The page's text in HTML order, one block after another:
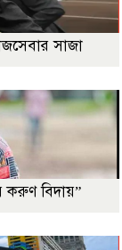
সাজা
করুণ বিদায়”